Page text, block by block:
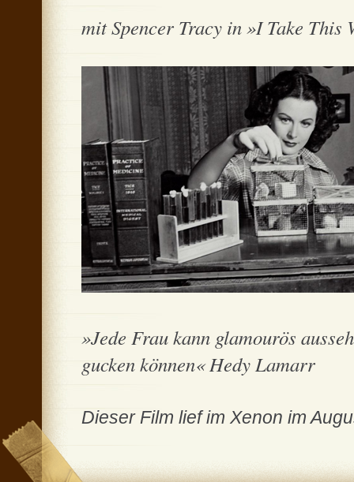
mit Spencer Tracy in »I Take This
»Jede Frau kann glamourös
gucken können« Hedy Lamarr
Dieser Film lief im Xenon im